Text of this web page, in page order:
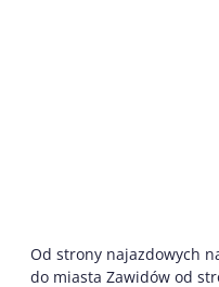
Od strony najazdowych
do miasta Zawidów od